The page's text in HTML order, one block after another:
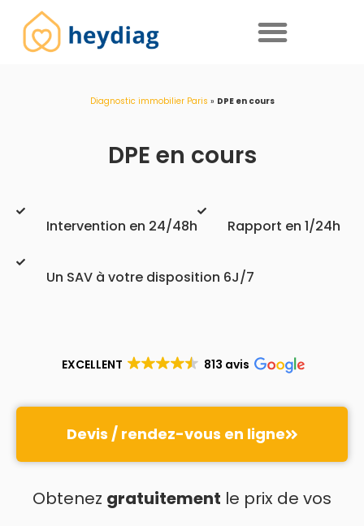
Diagnostic immobilier Paris » DPE en cours
DPE en cours
Intervention en 24/48h Rapport en 1/24h
Un SAV à votre disposition 6J/7
EXCELLENT 813 avis
Devis / rendez-vous en ligne
Obtenez gratuitement le prix de vos